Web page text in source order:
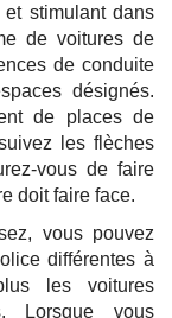
stimulant dans
de voitures de
de conduite
désignés.
de places de
les flèches
vous de faire
doit faire face.
vous pouvez
différentes à
les voitures
Lorsque vous